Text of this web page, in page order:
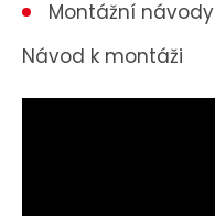
Montážní návody
Návod k montáži